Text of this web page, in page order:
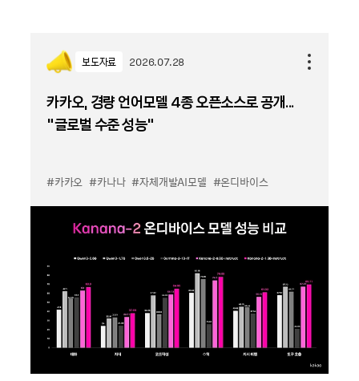
보도자료 2026.07.28
카카오, 경량 언어모델 4종 오픈소스로 공개...
“글로벌 수준 성능”
#카카오 #카나나 #자체개발AI모델 #온디바이스